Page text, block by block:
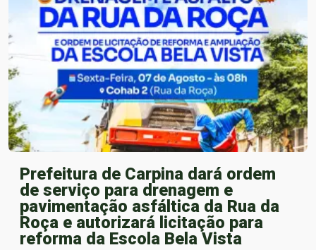
Prefeitura de Carpina dará ordem
de serviço para drenagem e
pavimentação asfáltica da Rua da
Roça e autorizará licitação para
reforma da Escola Bela Vista